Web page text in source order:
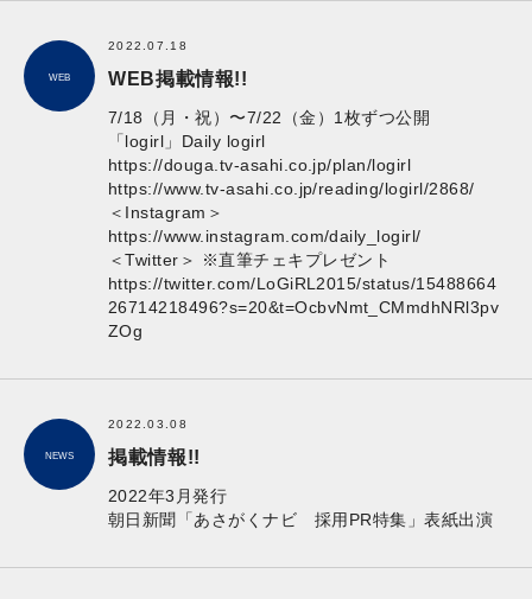
WEB
2022.07.18
WEB掲載情報!!
7/18（月・祝）〜7/22（金）1枚ずつ公開
「logirl」Daily logirl
https://douga.tv-asahi.co.jp/plan/logirl
https://www.tv-asahi.co.jp/reading/logirl/2868/
＜Instagram＞
https://www.instagram.com/daily_logirl/
＜Twitter＞ ※直筆チェキプレゼント
https://twitter.com/LoGiRL2015/status/15488664
26714218496?s=20&t=OcbvNmt_CMmdhNRl3pv
ZOg
NEWS
2022.03.08
掲載情報!!
2022年3月発行
朝日新聞「あさがくナビ 採用PR特集」表紙出演